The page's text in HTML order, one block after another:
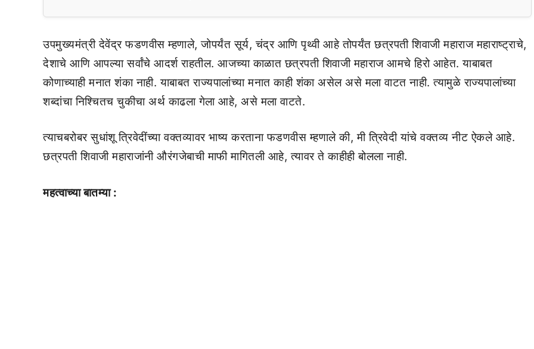
उपमुख्यमंत्री देवेंद्र फडणवीस म्हणाले, जोपर्यंत सूर्य, चंद्र आणि पृथ्वी आहे तोपर्यंत छत्रपती शिवाजी महाराज महाराष्ट्राचे,
देशाचे आणि आपल्या सर्वांचे आदर्श राहतील. आजच्या काळात छत्रपती शिवाजी महाराज आमचे हिरो आहेत. याबाबत
कोणाच्याही मनात शंका नाही. याबाबत राज्यपालांच्या मनात काही शंका असेल असे मला वाटत नाही. त्यामुळे राज्यपालांच्या
शब्दांचा निश्चितच चुकीचा अर्थ काढला गेला आहे, असे मला वाटते.
त्याचबरोबर सुधांशू त्रिवेदींच्या वक्तव्यावर भाष्य करताना फडणवीस म्हणाले की, मी त्रिवेदी यांचे वक्तव्य नीट ऐकले आहे.
छत्रपती शिवाजी महाराजांनी औरंगजेबाची माफी मागितली आहे, त्यावर ते काहीही बोलला नाही.
महत्वाच्या बातम्या :